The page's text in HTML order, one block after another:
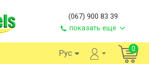
(067) 900 83 39
показать еще
Рус 0